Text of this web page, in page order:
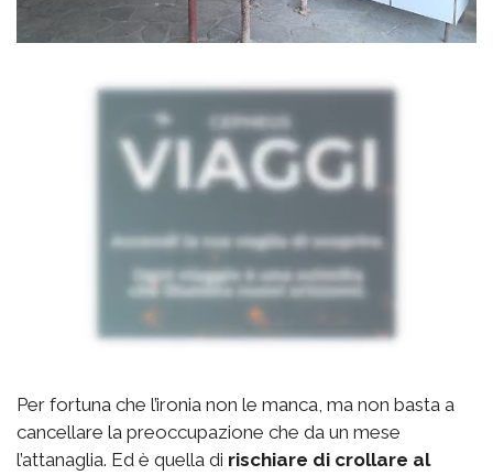
Per fortuna che l’ironia non le manca, ma non basta a
cancellare la preoccupazione che da un mese
l’attanaglia. Ed è quella di rischiare di crollare al